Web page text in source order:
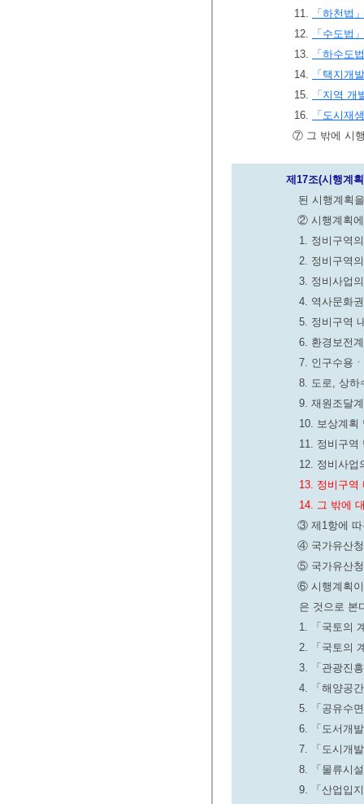
11.
「하천법」
12.
「수도법」
13.
「하수도
14.
「택지개
15.
「지역
16.
「도시재
⑦ 그 밖에 시
제17조(시행계
된 시행계획
② 시행계획
1. 정비구역
2. 정비구역
3. 정비사업
4. 역사문화
5. 정비구역
6. 환경보전
7. 인구수용
8. 도로, 상하
9. 재원조달
10. 보상계획
11. 정비구역
12. 정비사업
13. 정비구역
14. 그 밖에
③ 제1항에 따
④ 국가유산청
⑤ 국가유산청
⑥ 시행계획이
은 것으로 본
1. 「국토의
2. 「국토의
3. 「관광진
4. 「해양공
5. 「공유수
6. 「도서개
7. 「도시개
8. 「물류시
9. 「산업입